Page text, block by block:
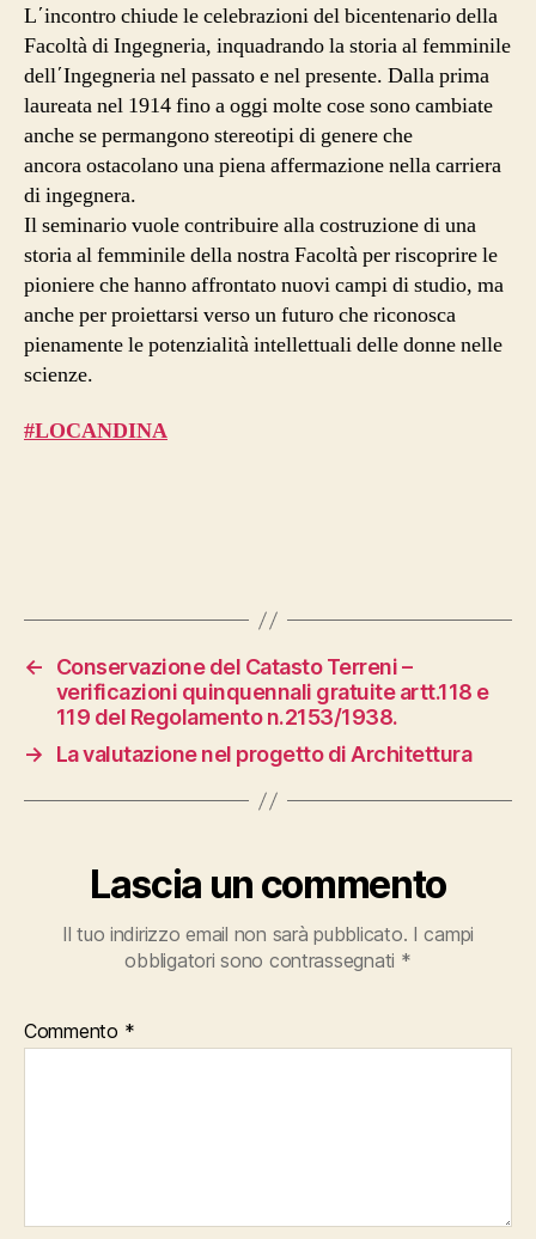
L΄incontro chiude le celebrazioni del bicentenario della
Facoltà di Ingegneria, inquadrando la storia al femminile
dell΄Ingegneria nel passato e nel presente. Dalla prima
laureata nel 1914 fino a oggi molte cose sono cambiate
anche se permangono stereotipi di genere che
ancora ostacolano una piena affermazione nella carriera
di ingegnera.
Il seminario vuole contribuire alla costruzione di una
storia al femminile della nostra Facoltà per riscoprire le
pioniere che hanno affrontato nuovi campi di studio, ma
anche per proiettarsi verso un futuro che riconosca
pienamente le potenzialità intellettuali delle donne nelle
scienze.
#LOCANDINA
←
Conservazione del Catasto Terreni –
verificazioni quinquennali gratuite artt.118 e
119 del Regolamento n.2153/1938.
→
La valutazione nel progetto di Architettura
Lascia un commento
Il tuo indirizzo email non sarà pubblicato. I campi
obbligatori sono contrassegnati *
Commento *